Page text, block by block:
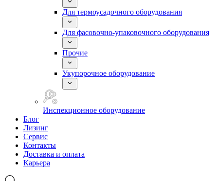
Для термоусадочного оборудования
Для фасовочно-упаковочного оборудования
Прочие
Укупорочное оборудование
Инспекционное оборудование
Блог
Лизинг
Сервис
Контакты
Доставка и оплата
Карьера